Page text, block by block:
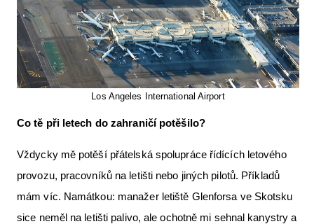
Los Angeles International Airport
Co tě při letech do zahraničí potěšilo?
Vždycky mě potěší přátelská spolupráce řídících letového
provozu, pracovníků na letišti nebo jiných pilotů. Příkladů
mám víc. Namátkou: manažer letiště Glenforsa ve Skotsku
sice neměl na letišti palivo, ale ochotně mi sehnal kanystry a
E-SHOP